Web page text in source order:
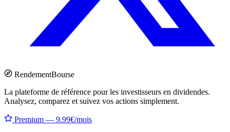
RendementBourse
La plateforme de référence pour les investisseurs en dividendes.
Analysez, comparez et suivez vos actions simplement.
Premium — 9.99€/mois